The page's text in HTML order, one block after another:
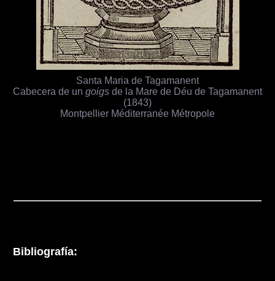
Santa Maria de Tagamanent
Cabecera de un goigs de la Mare de Déu de Tagamanent
(1843)
Montpellier Méditerranée Métropole
Bibliografía: